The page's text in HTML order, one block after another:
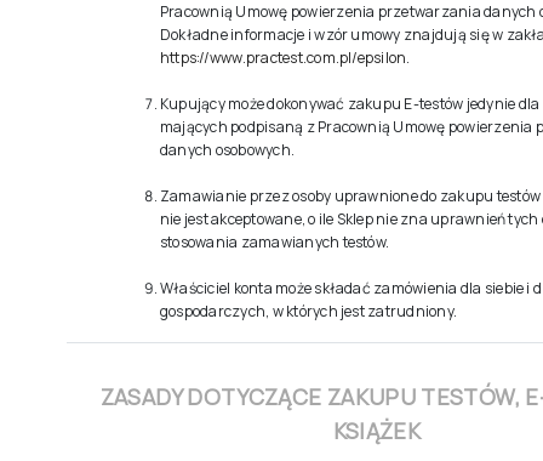
Pracownią Umowę powierzenia przetwarzania danych
Dokładne informacje i wzór umowy znajdują się w
https://www.practest.com.pl/epsilon.
Kupujący może dokonywać zakupu E-testów jedynie
mających podpisaną z Pracownią Umowę powierzenia
danych osobowych.
Zamawianie przez osoby uprawnione do zakupu
nie jest akceptowane, o ile Sklep nie zna uprawnień tych
stosowania zamawianych testów.
Właściciel konta może składać zamówienia dla siebie i
gospodarczych, w których jest zatrudniony.
ZASADY DOTYCZĄCE ZAKUPU TESTÓW,
KSIĄŻEK